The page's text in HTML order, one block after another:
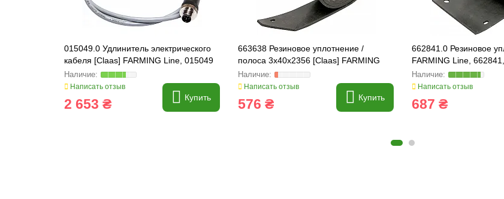
015049.0 Удлинитель электрического
кабеля [Claas] FARMING Line, 015049
Написать отзыв
2 653 ₴ Купить
663638 Резиновое уплотнение /
полоса 3x40x2356 [Claas] FARMING
Line, 663638.0
Написать отзыв
576 ₴ Купить
662841.0 Резиновое
FARMING Line,
Написать отзыв
687 ₴